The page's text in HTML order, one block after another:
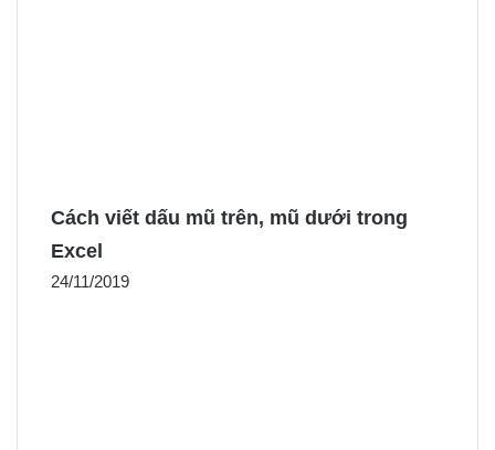
Cách viết dấu mũ trên, mũ dưới trong
Excel
24/11/2019